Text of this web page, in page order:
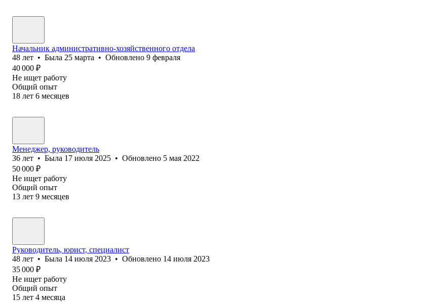
Начальник административно-хозяйственного отдела
48 лет • Была 25 марта • Обновлено 9 февраля
40 000 ₽
Не ищет работу
Общий опыт
18 лет 6 месяцев
Менеджер, руководитель
36 лет • Была 17 июля 2025 • Обновлено 5 мая 2022
50 000 ₽
Не ищет работу
Общий опыт
13 лет 9 месяцев
Руководитель, юрист, специалист
48 лет • Была 14 июля 2023 • Обновлено 14 июля 2023
35 000 ₽
Не ищет работу
Общий опыт
15 лет 4 месяца